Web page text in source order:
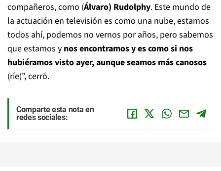
compañeros, como (Álvaro) Rudolphy. Este mundo de
la actuación en televisión es como una nube, estamos
todos ahí, podemos no vernos por años, pero sabemos
que estamos y nos encontramos y es como si nos
hubiéramos visto ayer, aunque seamos más canosos
(ríe)”, cerró.
Comparte esta nota en
redes sociales: